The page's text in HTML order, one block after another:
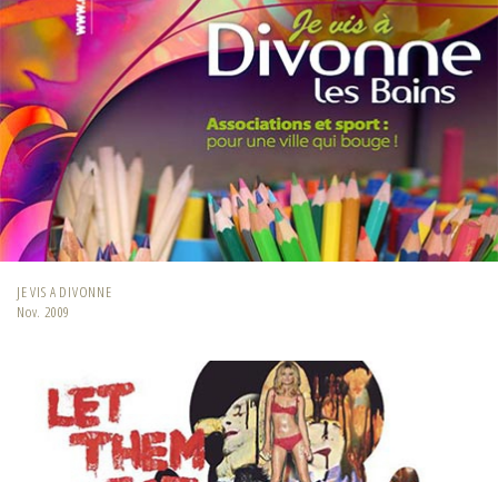
JE VIS A DIVONNE
Nov. 2009